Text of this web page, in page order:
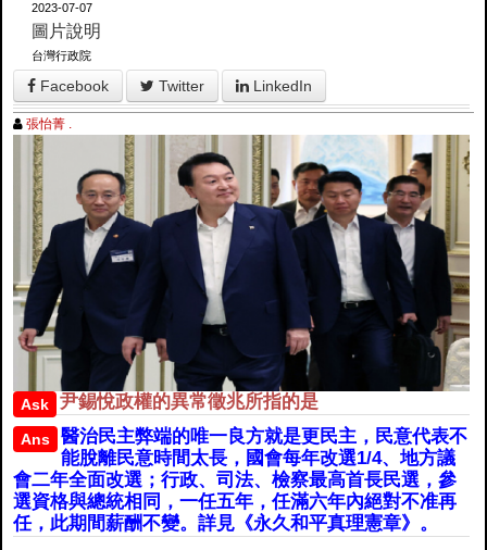
2023-07-07
圖片說明
台灣行政院
Facebook Twitter LinkedIn
張怡菁 .
Ask 尹錫悅政權的異常徵兆所指的是
Ans
醫治民主弊端的唯一良方就是更民主，民意代表不
能脫離民意時間太長，國會每年改選1/4、地方議
會二年全面改選；行政、司法、檢察最高首長民選，參
選資格與總統相同，一任五年，任滿六年內絕對不准再
任，此期間薪酬不變。詳見《永久和平真理憲章》。